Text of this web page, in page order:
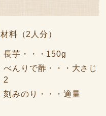
材料（2人分）
長芋・・・150g
べんりで酢・・・大さじ
2
刻みのり・・・適量